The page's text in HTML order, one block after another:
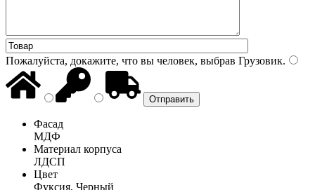
Пожалуйста, докажите, что вы человек, выбрав Грузовик.
Фасад
МДФ
Материал корпуса
ЛДСП
Цвет
Фуксия, Черный